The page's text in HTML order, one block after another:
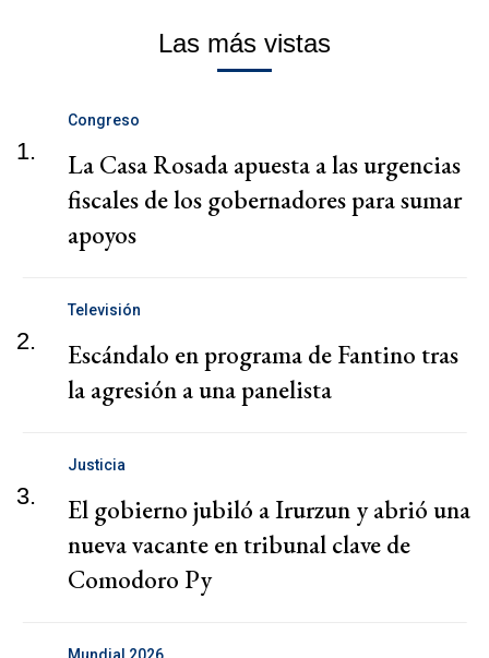
Las más vistas
1.
Congreso
La Casa Rosada apuesta a las urgencias
fiscales de los gobernadores para sumar
apoyos
2.
Televisión
Escándalo en programa de Fantino tras
la agresión a una panelista
3.
Justicia
El gobierno jubiló a Irurzun y abrió una
nueva vacante en tribunal clave de
Comodoro Py